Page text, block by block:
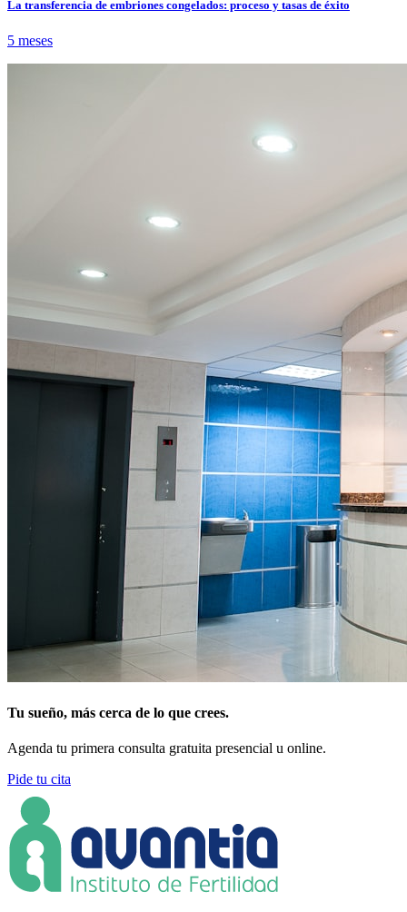
La transferencia de embriones congelados: proceso y tasas de éxito
5 meses
Tu sueño, más cerca de lo que crees.
Agenda tu primera consulta gratuita presencial u online.
Pide tu cita